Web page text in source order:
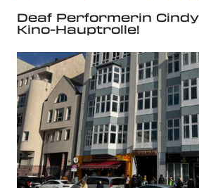
Deaf Performerin
Kino-Hauptrolle!